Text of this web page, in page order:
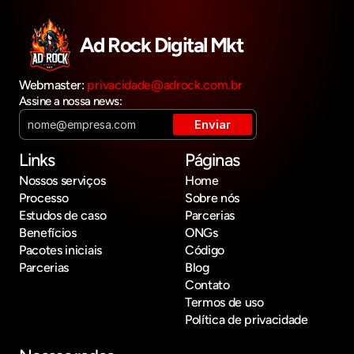
Ad Rock Digital Mkt
Webmaster: privacidade@adrock.com.br
Assine a nossa news:
Links
Nossos serviços
Processo
Estudos de caso
Benefícios
Pacotes iniciais
Parcerias
Páginas
Home
Sobre nós
Parcerias
ONGs
Código
Blog
Contato
Termos de uso
Política de privacidade